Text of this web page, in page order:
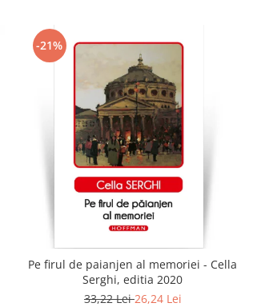
-21%
Pe firul de paianjen al memoriei - Cella
Serghi, editia 2020
33,22 Lei26,24 Lei